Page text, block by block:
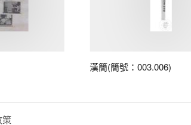
漢簡(簡號：003.006)
策